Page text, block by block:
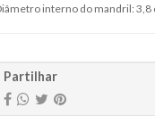
interno do mandril: 3,8
Partilhar